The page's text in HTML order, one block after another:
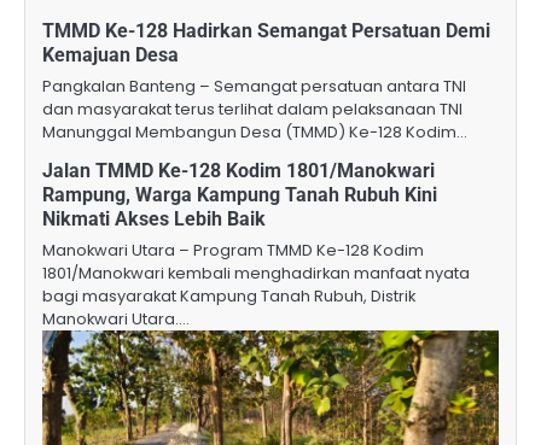
TMMD Ke-128 Hadirkan Semangat Persatuan Demi
Kemajuan Desa
Pangkalan Banteng – Semangat persatuan antara TNI
dan masyarakat terus terlihat dalam pelaksanaan TNI
Manunggal Membangun Desa (TMMD) Ke-128 Kodim…
Jalan TMMD Ke-128 Kodim 1801/Manokwari
Rampung, Warga Kampung Tanah Rubuh Kini
Nikmati Akses Lebih Baik
Manokwari Utara – Program TMMD Ke-128 Kodim
1801/Manokwari kembali menghadirkan manfaat nyata
bagi masyarakat Kampung Tanah Rubuh, Distrik
Manokwari Utara.…